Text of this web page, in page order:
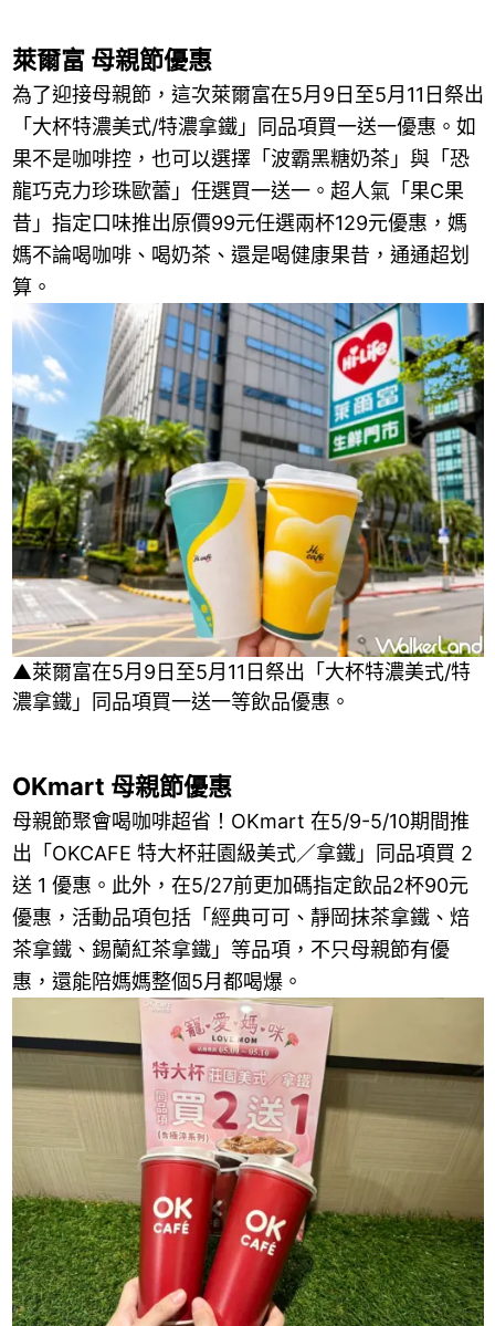
萊爾富 母親節優惠
為了迎接母親節，這次萊爾富在5月9日至5月11日祭出
「大杯特濃美式/特濃拿鐵」同品項買一送一優惠。如
果不是咖啡控，也可以選擇「波霸黑糖奶茶」與「恐
龍巧克力珍珠歐蕾」任選買一送一。超人氣「果C果
昔」指定口味推出原價99元任選兩杯129元優惠，媽
媽不論喝咖啡、喝奶茶、還是喝健康果昔，通通超划
算。
▲萊爾富在5月9日至5月11日祭出「大杯特濃美式/特
濃拿鐵」同品項買一送一等飲品優惠。
OKmart 母親節優惠
母親節聚會喝咖啡超省！OKmart 在5/9-5/10期間推
出「OKCAFE 特大杯莊園級美式／拿鐵」同品項買 2
送 1 優惠。此外，在5/27前更加碼指定飲品2杯90元
優惠，活動品項包括「經典可可、靜岡抹茶拿鐵、焙
茶拿鐵、錫蘭紅茶拿鐵」等品項，不只母親節有優
惠，還能陪媽媽整個5月都喝爆。